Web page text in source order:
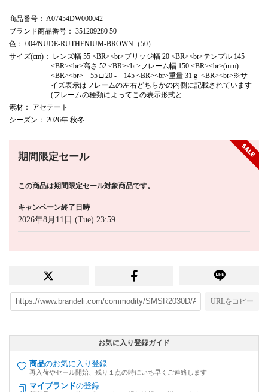
商品番号 ： A07454DW000042
ブランド商品番号 ： 351209280 50
色 ： 004/NUDE-RUTHENIUM-BROWN（50）
サイズ(cm) ： レンズ幅 55 <BR><br>ブリッジ幅 20 <BR><br>テンプル 145
<BR><br>高さ 52 <BR><br>フレーム幅 150 <BR><br>(mm)
<BR><br> 55 □ 20 - 145 <BR><br>重量 31ｇ <BR><br>※サ
イズ表示はフレームの左右どちらかの内側に記載されています
(フレームの種類によってこの表示形式と
素材 ： アセテート
シーズン ： 2026年 秋冬
期間限定セール
この商品は期間限定セール対象商品です。
キャンペーン終了日時
2026年8月11日 (Tue) 23:59
URLをコピー
お気に入り登録ガイド
商品のお気に入り登録
再入荷やセール開始、残り１点の時にいち早くご連絡します
マイブランドの登録